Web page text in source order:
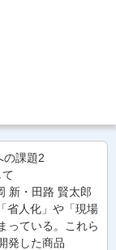
の課題2
新・田路 賢太郎
省人化」や「現場
っている。これら
発した商品